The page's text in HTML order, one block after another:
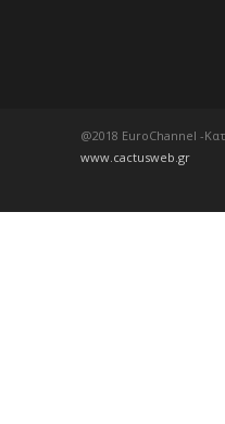
@2018 EuroChannel -
www.cactusweb.gr